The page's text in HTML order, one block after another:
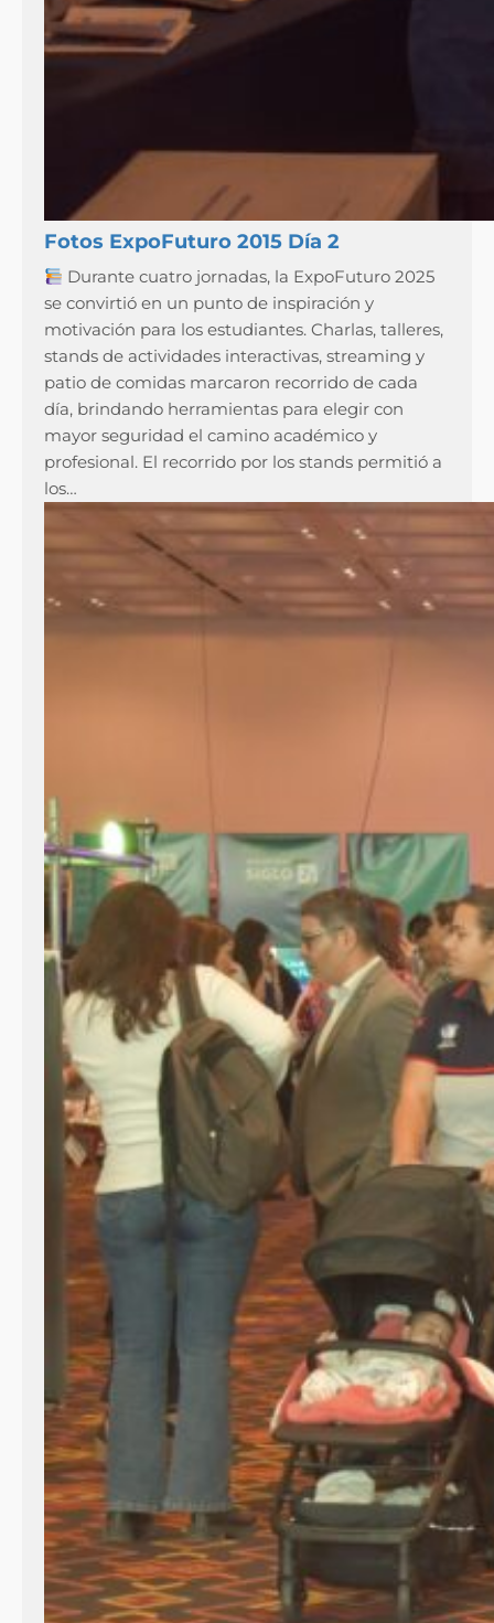
Fotos ExpoFuturo 2015 Día 2
Durante cuatro jornadas, la ExpoFuturo 2025
se convirtió en un punto de inspiración y
motivación para los estudiantes. Charlas, talleres,
stands de actividades interactivas, streaming y
patio de comidas marcaron recorrido de cada
día, brindando herramientas para elegir con
mayor seguridad el camino académico y
profesional. El recorrido por los stands permitió a
los…